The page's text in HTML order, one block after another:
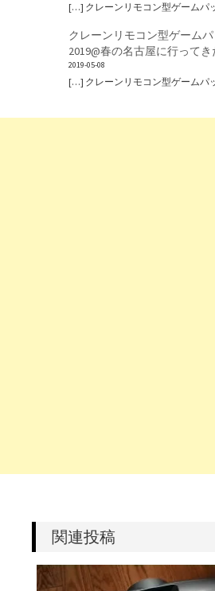
[…] クレーンリモコン型ゲームパ
クレーンリモコン型ゲームパ
2019@春の名古屋に行って
2019-05-08
[…] クレーンリモコン型ゲームパ
関連投稿